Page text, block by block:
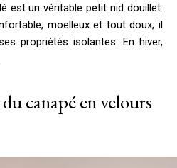
est un véritable petit nid douillet.
moelleux et tout doux, il
propriétés isolantes. En hiver,
canapé en velours